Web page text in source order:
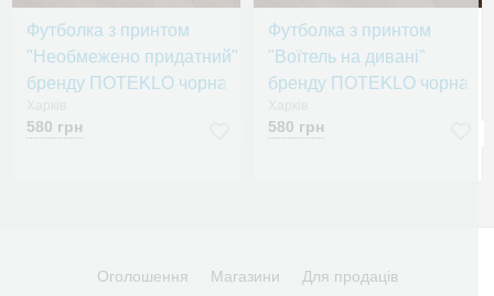
Футболка з принтом
"Необмежено придатний"
бренду ПOTEKLO чорна
580 грн
Футболка з принтом
"Воїтель на дивані"
бренду ПOTEKLO чорна
580 грн
Оголошення Магазини Для продаців